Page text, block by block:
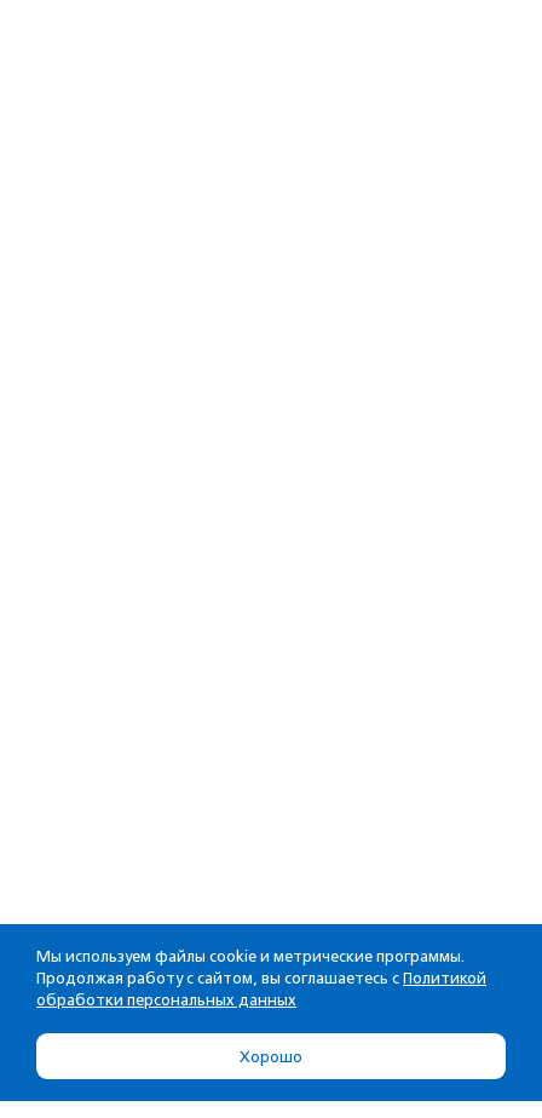
Мы используем файлы cookie и метрические программы.
Продолжая работу с сайтом, вы соглашаетесь с Политикой
обработки персональных данных
Хорошо